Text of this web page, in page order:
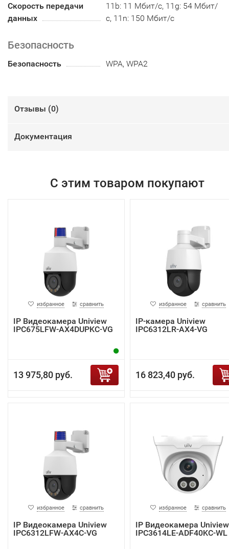
Скорость передачи
данных
11b: 11 Мбит/с, 11g: 54 Мбит/
с, 11n: 150 Мбит/с
Безопасность
Безопасность WPA, WPA2
Отзывы (0)
Документация
С этим товаром покупают
избранное сравнить
IP Видеокамера Uniview
IPC675LFW-AX4DUPKC-VG
13 975,80 руб.
избранное сравнить
IP-камера Uniview
IPC6312LR-AX4-VG
16 823,40 руб.
избранное сравнить
IP Видеокамера Uniview
IPC6312LFW-AX4C-VG
избранное сравнить
IP Видеокамера Uniview
IPC3614LE-ADF40KC-WL